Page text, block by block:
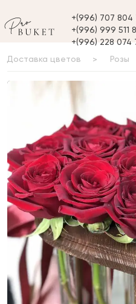
+(996) 707 804
+(996) 999 511
+(996) 228 074
Доставка цветов Розы
Розы в